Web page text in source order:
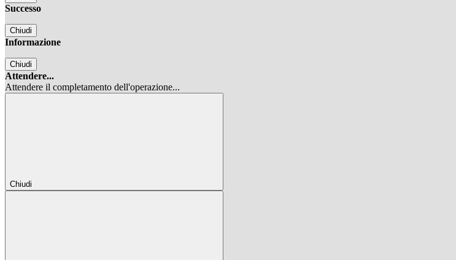
Successo
Chiudi
Informazione
Chiudi
Attendere...
Attendere il completamento dell'operazione...
Chiudi